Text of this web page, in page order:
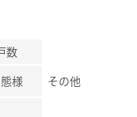
数
様 その他